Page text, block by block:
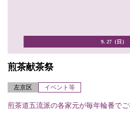
9. 27（日）
煎茶献茶祭
左京区 イベント等
煎茶道五流派の各家元が毎年輪番で